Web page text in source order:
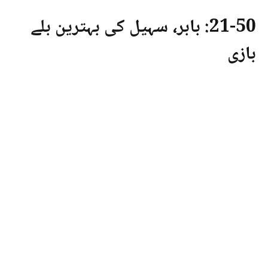
21-50: بابر، سہیل کی بہترین بلے
بازی